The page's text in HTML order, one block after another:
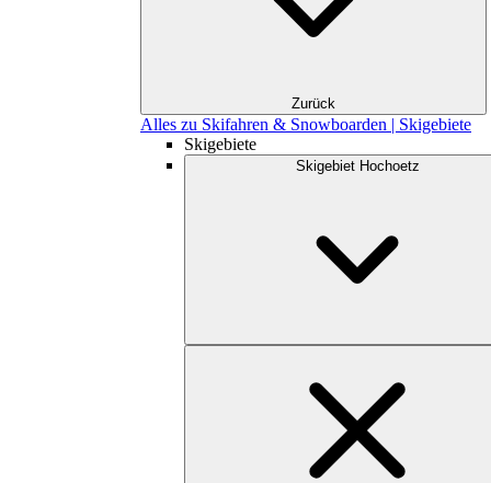
Zurück
Alles zu Skifahren & Snowboarden | Skigebiete
Skigebiete
Skigebiet Hochoetz